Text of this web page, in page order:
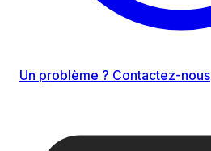
Un problème ? Contactez-nous